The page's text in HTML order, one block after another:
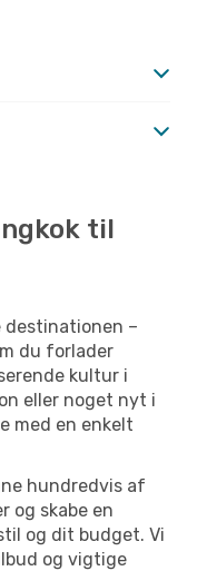
til
destinationen –
du forlader
kultur i
eller noget nyt i
med en enkelt
hundredvis af
og skabe en
og dit budget. Vi
og vigtige